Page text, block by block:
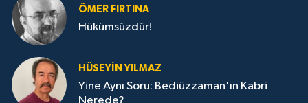
ÖMER FIRTINA
Hükümsüzdür!
HÜSEYIN YILMAZ
Yine Aynı Soru: Bediüzzaman'ın Kabri